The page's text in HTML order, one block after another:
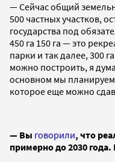
— Сейчас общий
500 частных участков,
государства под
450 га 150 га — это
парки и так далее, 300
можно построить, я
основном мы планируем
которое еще можно
— Вы говорили, что
примерно до 2030